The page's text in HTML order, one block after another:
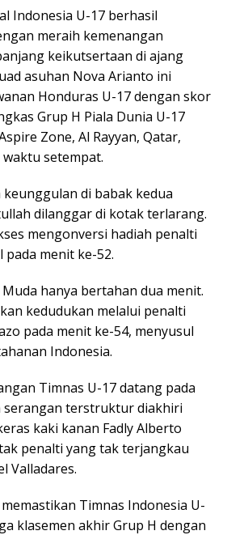
Indonesia U-17 berhasil
meraih kemenangan
keikutsertaan di ajang
asuhan Nova Arianto ini
Honduras U-17 dengan skor
Grup H Piala Dunia U-17
Zone, Al Rayyan, Qatar,
setempat.
di babak kedua
dilanggar di kotak terlarang.
mengonversi hadiah penalti
menit ke-52.
hanya bertahan dua menit.
kedudukan melalui penalti
pada menit ke-54, menyusul
Indonesia.
Timnas U-17 datang pada
serangan terstruktur diakhiri
kaki kanan Fadly Alberto
penalti yang tak terjangkau
Valladares.
Timnas Indonesia U-
klasemen akhir Grup H dengan